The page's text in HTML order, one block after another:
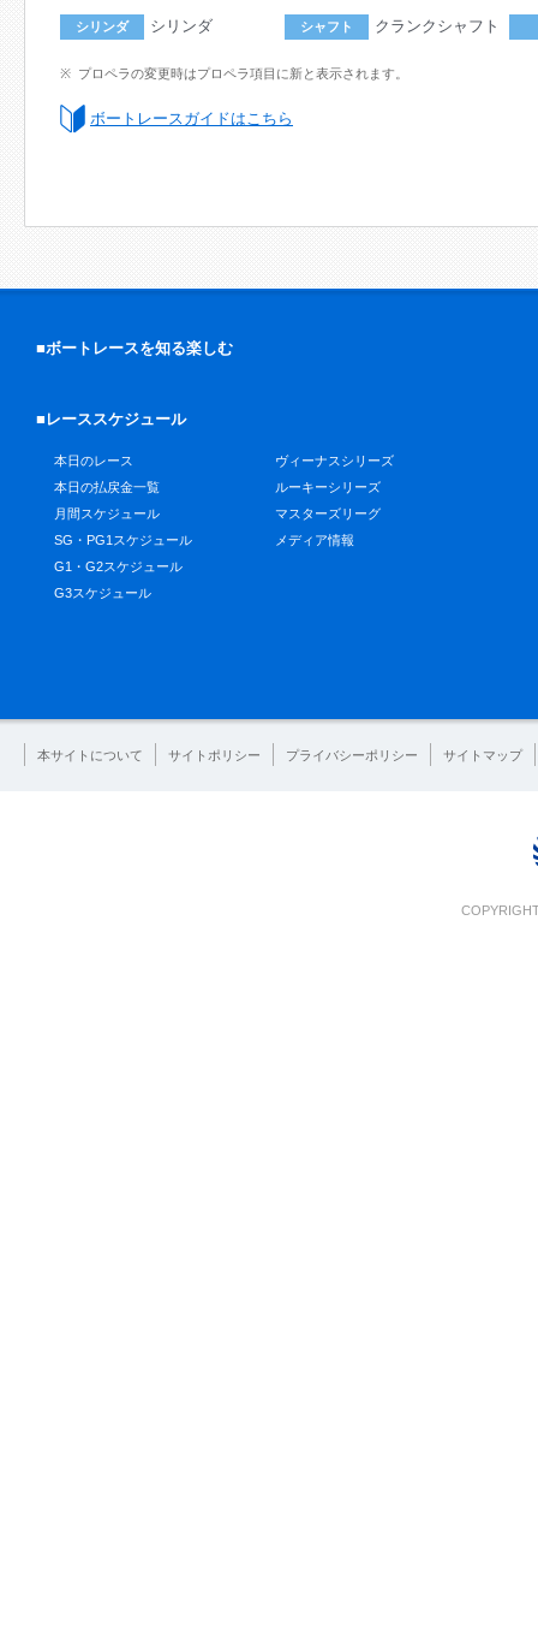
シリンダ シリンダ シャフト クランクシャフト
プロペラの変更時はプロペラ項目に新と表示されます。
ボートレースガイドはこちら
■ボートレースを知る楽しむ
■レーススケジュール
本日のレース
本日の払戻金一覧
月間スケジュール
SG・PG1スケジュール
G1・G2スケジュール
G3スケジュール
ヴィーナスシリーズ
ルーキーシリーズ
マスターズリーグ
メディア情報
本サイトについて サイトポリシー プライバシーポリシー サイトマップ